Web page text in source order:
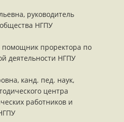
руководитель
НГПУ
проректора по
деятельности НГПУ
канд. пед. наук,
центра
работников и